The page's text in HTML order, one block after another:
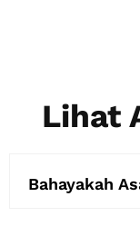
Lihat
Bahayakah